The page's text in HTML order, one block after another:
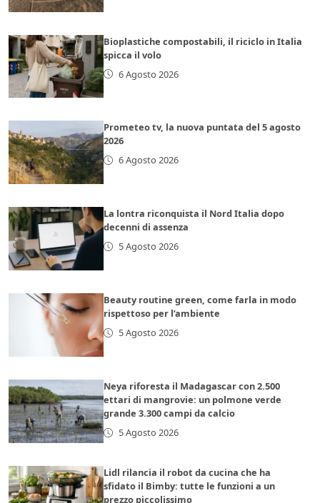
Bioplastiche compostabili, il riciclo in Italia
spicca il volo
6 Agosto 2026
Prometeo tv, la nuova puntata del 5 agosto
2026
6 Agosto 2026
La lontra riconquista il Nord Italia dopo
decenni di assenza
5 Agosto 2026
Beauty routine green, come farla in modo
rispettoso per l’ambiente
5 Agosto 2026
Neya riforesta il Madagascar con 2.500
ettari di mangrovie: un polmone verde
grande 3.300 campi da calcio
5 Agosto 2026
Lidl rilancia il robot da cucina che ha
sfidato il Bimby: tutte le funzioni a un
prezzo piccolissimo